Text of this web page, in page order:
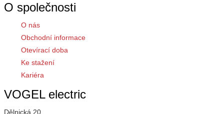
O společnosti
O nás
Obchodní informace
Otevírací doba
Ke stažení
Kariéra
VOGEL electric
Dělnická 20